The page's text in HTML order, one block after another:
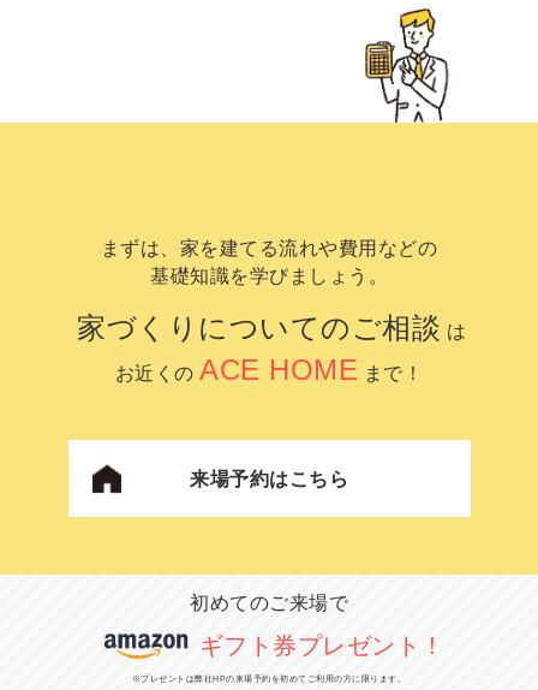
まずは、家を建てる流れや費用などの
基礎知識を学びましょう。
家づくりについてのご相談 は
お近くの ACE HOME まで！
来場予約はこちら
初めてのご来場で
ギフト券プレゼント！
※プレゼントは弊社HPの来場予約を初めてご利用の方に限ります。